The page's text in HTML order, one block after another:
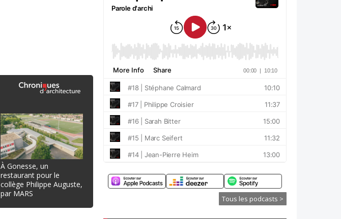
À Gonesse, un
restaurant pour le
collège Philippe Auguste,
par MARS
Tous les podcasts >